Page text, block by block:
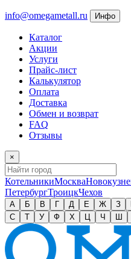
info@omegametall.ru Инфо
Каталог
Акции
Услуги
Прайс-лист
Калькулятор
Оплата
Доставка
Обмен и возврат
FAQ
Отзывы
×
КотельникиМосква
ПетербургТроицкЧехов
А Б В Г Д Е Ж З
С
Т У Ф Х Ц Ч Ш